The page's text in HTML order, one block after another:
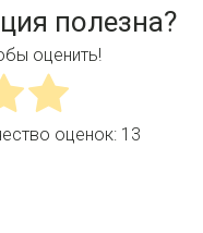
полезна?
оценить!
оценок: 13